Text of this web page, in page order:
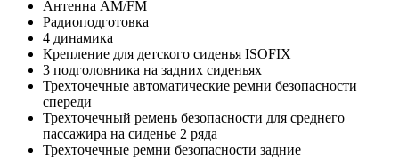
Антенна AM/FM
Радиоподготовка
4 динамика
Крепление для детского сиденья ISOFIX
3 подголовника на задних сиденьях
Трехточечные автоматические ремни безопасности
спереди
Трехточечный ремень безопасности для среднего
пассажира на сиденье 2 ряда
Трехточечные ремни безопасности задние